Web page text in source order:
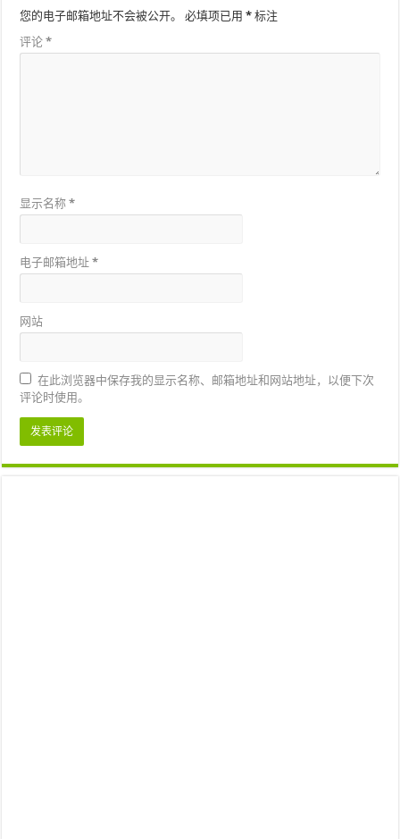
您的电子邮箱地址不会被公开。 必填项已用* 标注
评论*
显示名称*
电子邮箱地址*
网站
在此浏览器中保存我的显示名称、邮箱地址和网站地址，以便下次
评论时使用。